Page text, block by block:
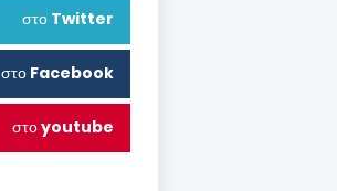
στο Twitter
στο Facebook
στοyoutube